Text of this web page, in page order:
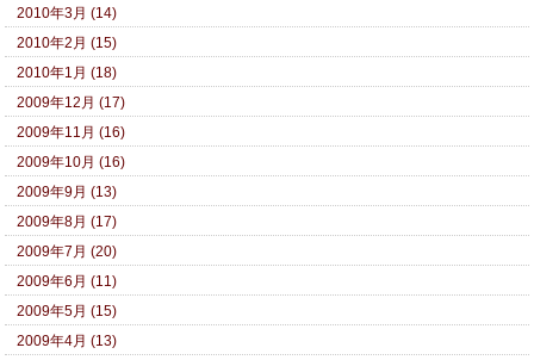
2010年3月 (14)
2010年2月 (15)
2010年1月 (18)
2009年12月 (17)
2009年11月 (16)
2009年10月 (16)
2009年9月 (13)
2009年8月 (17)
2009年7月 (20)
2009年6月 (11)
2009年5月 (15)
2009年4月 (13)